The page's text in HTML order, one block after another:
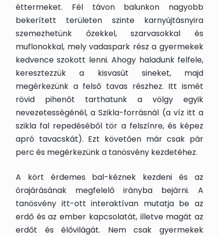
éttermeket. Fél távon balunkon nagyobb
bekerített területen szinte karnyújtásnyira
szemezhetünk őzekkel, szarvasokkal és
muflonokkal, mely vadaspark rész a gyermekek
kedvence szokott lenni. Ahogy haladunk felfele,
keresztezzük a kisvasút sineket, majd
megérkezünk a felső tavas részhez. Itt ismét
rövid pihenőt tarthatunk a völgy egyik
nevezetességénél, a Szikla-forrásnál (a víz itt a
szikla fal repedéséből tör a felszínre, és képez
apró tavacskát). Ezt követően már csak pár
perc és megérkezünk a tanösvény kezdetéhez.
A kört érdemes bal-kéznek kezdeni és az
órajárásának megfelelő irányba bejárni. A
tanösvény itt-ott interaktívan mutatja be az
erdő és az ember kapcsolatát, illetve magát az
erdőt és élővilágát. Nem csak gyermekek